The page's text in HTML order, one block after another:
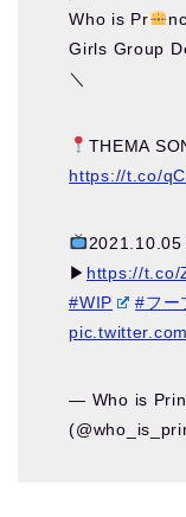
Who is Pr
Girls Group
＼
THEMA
https://t.co/
2021.10.05
▶︎ https://t.co/
#WIP
#フー
— Who is